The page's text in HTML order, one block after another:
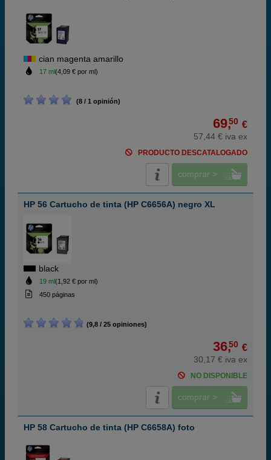
cian magenta amarillo
17 ml(4,09 € por ml)
(8 / 1 opinión)
69,50 €
57,44 € iva ex
PRODUCTO DESCATALOGADO
comprar >
HP 56 Cartucho de tinta (HP C6656A) negro XL
black
19 ml(1,92 € por ml)
450 páginas
(9,8 / 25 opiniones)
36,50 €
30,17 € iva ex
NO DISPONIBLE
comprar >
HP 58 Cartucho de tinta (HP C6658A) foto